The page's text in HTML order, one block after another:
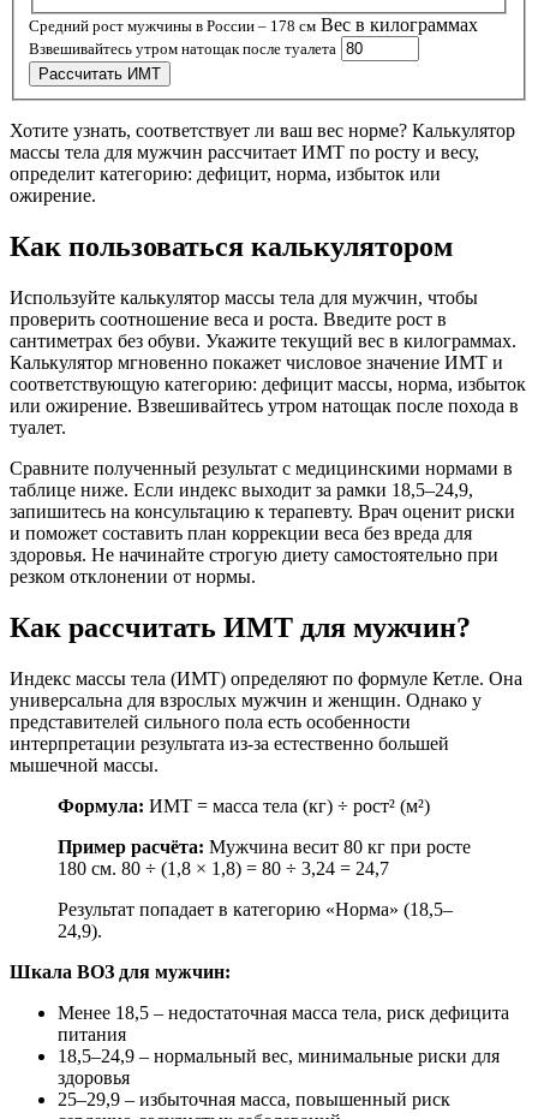
Средний рост мужчины в России – 178 см Вес в килограммах
Взвешивайтесь утром натощак после туалета
Рассчитать ИМТ
Хотите узнать, соответствует ли ваш вес норме? Калькулятор
массы тела для мужчин рассчитает ИМТ по росту и весу,
определит категорию: дефицит, норма, избыток или
ожирение.
Как пользоваться калькулятором
Используйте калькулятор массы тела для мужчин, чтобы
проверить соотношение веса и роста. Введите рост в
сантиметрах без обуви. Укажите текущий вес в килограммах.
Калькулятор мгновенно покажет числовое значение ИМТ и
соответствующую категорию: дефицит массы, норма, избыток
или ожирение. Взвешивайтесь утром натощак после похода в
туалет.
Сравните полученный результат с медицинскими нормами в
таблице ниже. Если индекс выходит за рамки 18,5–24,9,
запишитесь на консультацию к терапевту. Врач оценит риски
и поможет составить план коррекции веса без вреда для
здоровья. Не начинайте строгую диету самостоятельно при
резком отклонении от нормы.
Как рассчитать ИМТ для мужчин?
Индекс массы тела (ИМТ) определяют по формуле Кетле. Она
универсальна для взрослых мужчин и женщин. Однако у
представителей сильного пола есть особенности
интерпретации результата из-за естественно большей
мышечной массы.
Формула: ИМТ = масса тела (кг) ÷ рост² (м²)
Пример расчёта: Мужчина весит 80 кг при росте
180 см. 80 ÷ (1,8 × 1,8) = 80 ÷ 3,24 = 24,7
Результат попадает в категорию «Норма» (18,5–
24,9).
Шкала ВОЗ для мужчин:
Менее 18,5 – недостаточная масса тела, риск дефицита
питания
18,5–24,9 – нормальный вес, минимальные риски для
здоровья
25–29,9 – избыточная масса, повышенный риск